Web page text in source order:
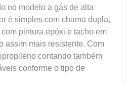
no modelo a gás de alta
é simples com chama dupla,
pintura epóxi e tacho em
assim mais resistente. Com
contando também
conforme o tipo de